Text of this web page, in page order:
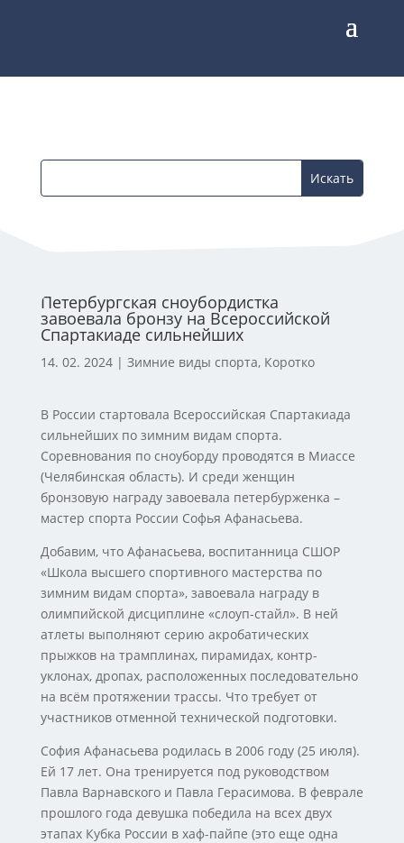
Петербургская сноубордистка
завоевала бронзу на Всероссийской
Спартакиаде сильнейших
14. 02. 2024| Зимние виды спорта, Коротко
В России стартовала Всероссийская Спартакиада
сильнейших по зимним видам спорта.
Соревнования по сноуборду проводятся в Миассе
(Челябинская область). И среди женщин
бронзовую награду завоевала петербурженка –
мастер спорта России Софья Афанасьева.
Добавим, что Афанасьева, воспитанница СШОР
«Школа высшего спортивного мастерства по
зимним видам спорта», завоевала награду в
олимпийской дисциплине «слоуп-стайл». В ней
атлеты выполняют серию акробатических
прыжков на трамплинах, пирамидах, контр-
уклонах, дропах, расположенных последовательно
на всём протяжении трассы. Что требует от
участников отменной технической подготовки.
София Афанасьева родилась в 2006 году (25 июля).
Ей 17 лет. Она тренируется под руководством
Павла Варнавского и Павла Герасимова. В феврале
прошлого года девушка победила на всех двух
этапах Кубка России в хаф-пайпе (это еще одна